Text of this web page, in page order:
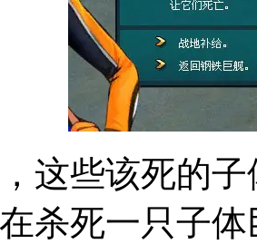
些该死的子
杀死一只子